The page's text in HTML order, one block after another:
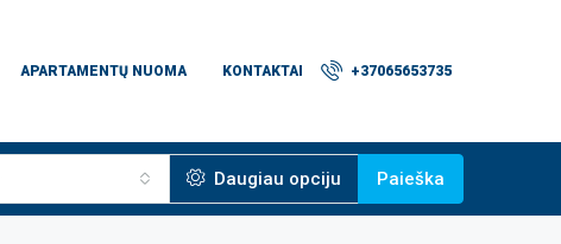
APARTAMENTŲ NUOMA KONTAKTAI +37065653735
Daugiau opciju Paieška